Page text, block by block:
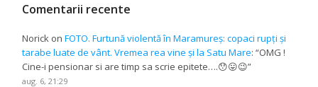
Comentarii recente
Norick onFOTO. Furtună violentă în Maramureș: copaci rupți și
tarabe luate de vânt. Vremea rea vine și la Satu Mare: “OMG !
Cine-i pensionar si are timp sa scrie epitete….😯😛😉”
aug. 6, 21:29